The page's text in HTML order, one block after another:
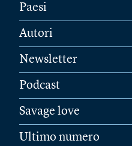
Paesi
Autori
Newsletter
Podcast
Savage love
Ultimo numero